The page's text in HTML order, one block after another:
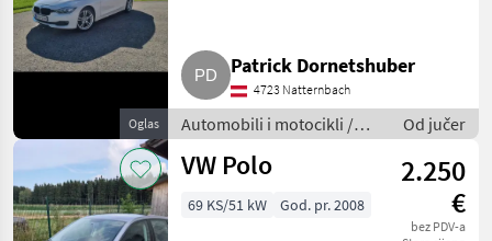
Oglas
Patrick Dornetshuber
4723 Natternbach
Automobili i motocikli /
Limuzine
Od jučer
VW Polo
2.250
€
bez PDV-a
69 KS/51 kW God. pr. 2008